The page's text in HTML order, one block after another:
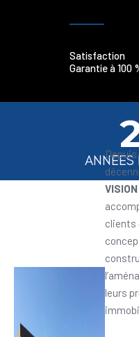
Satisfaction
Garantie à 100
ANNEES
Depuis
clients
leurs